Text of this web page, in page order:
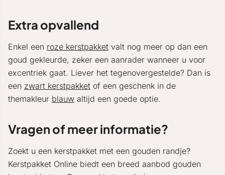
Extra opvallend
Enkel een roze kerstpakket valt nog meer op dan een
goud gekleurde, zeker een aanrader wanneer u voor
excentriek gaat. Liever het tegenovergestelde? Dan is
een zwart kerstpakket of een geschenk in de
themakleur blauw altijd een goede optie.
Vragen of meer informatie?
Zoekt u een kerstpakket met een gouden randje?
Kerstpakket Online biedt een breed aanbod gouden